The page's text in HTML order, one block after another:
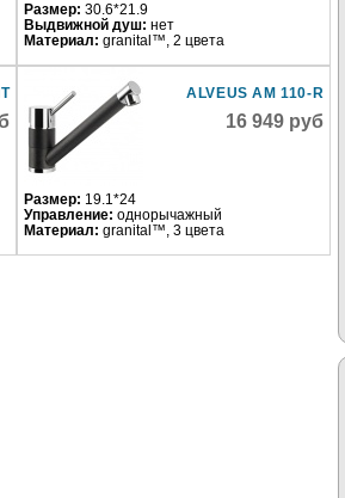
Размер: 30.6*21.9
Выдвижной душ:нет
Материал:granital™, 2 цвета
ALVEUS AM 110-R
16 949 руб
Размер: 19.1*24
Управление:однорычажный
Материал:granital™, 3 цвета